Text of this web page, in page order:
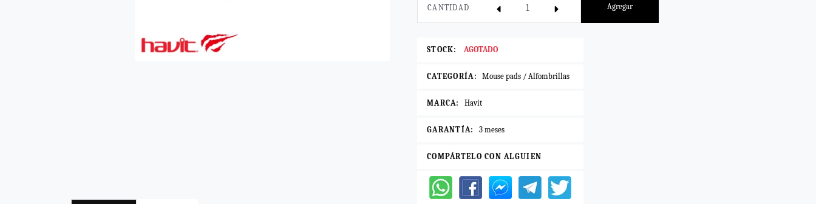
CANTIDAD Agregar
STOCK: AGOTADO
CATEGORÍA: Mouse pads / Alfombrillas
MARCA: Havit
GARANTÍA: 3 meses
COMPÁRTELO CON ALGUIEN